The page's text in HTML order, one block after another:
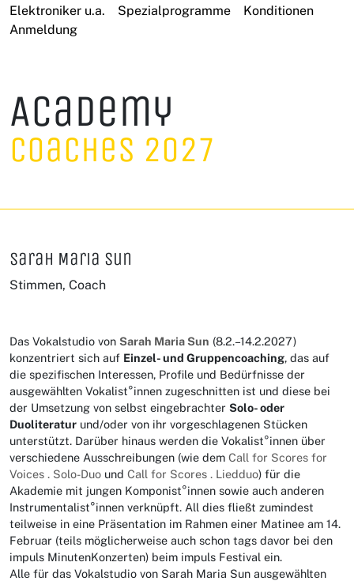
Elektroniker u.a.
Spezialprogramme
Konditionen
Anmeldung
Academy
Coaches 2027
Sarah Maria Sun
Stimmen, Coach
Das Vokalstudio von Sarah Maria Sun (8.2.–14.2.2027)
konzentriert sich auf Einzel- und Gruppencoaching, das auf
die spezifischen Interessen, Profile und Bedürfnisse der
ausgewählten Vokalist°innen zugeschnitten ist und diese bei
der Umsetzung von selbst eingebrachter Solo- oder
Duoliteratur und/oder von ihr vorgeschlagenen Stücken
unterstützt. Darüber hinaus werden die Vokalist°innen über
verschiedene Ausschreibungen (wie dem Call for Scores for
Voices . Solo-Duo und Call for Scores . Liedduo) für die
Akademie mit jungen Komponist°innen sowie auch anderen
Instrumentalist°innen verknüpft. All dies fließt zumindest
teilweise in eine Präsentation im Rahmen einer Matinee am 14.
Februar (teils möglicherweise auch schon tags davor bei den
impuls MinutenKonzerten) beim impuls Festival ein.
Alle für das Vokalstudio von Sarah Maria Sun ausgewählten